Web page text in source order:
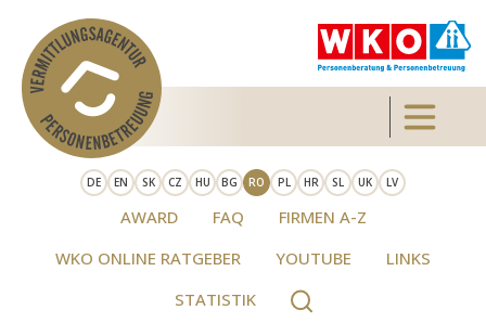
Skip to main content Toggle
DE EN SK CZ HU BG RO PL HR SL UK LV
AWARD FAQ
FIRMEN A-Z
WKO ONLINE RATGEBER
YOUTUBE
LINKS
STATISTIK